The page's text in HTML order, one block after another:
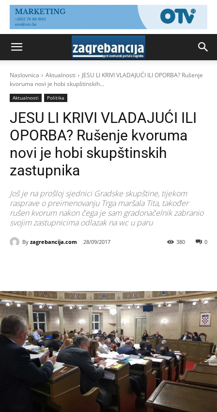
Naslovnica Aktualnosti
JESU LI KRIVI VLADAJUĆI ILI OPORBA? Rušenje
kvoruma novi je hobi skupštinskih...
Aktualnosti Politika
JESU LI KRIVI VLADAJUĆI ILI
OPORBA? Rušenje kvoruma
novi je hobi skupštinskih
zastupnika
Još je na prošloj sjednici Gradske skupštine, tijekom
rasprave o preimenovanju Trga maršala Tita, također
rušen kvorum nakon čega je sam gradonačelnik zabranio
svojim zastupnicima odlazak na wc u paru
By zagrebancija.com 28/09/2017 0
380